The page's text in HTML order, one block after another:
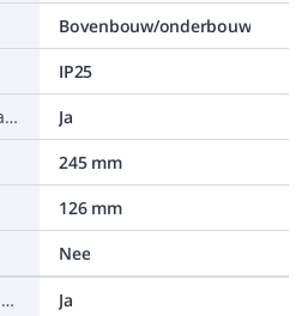
Bovenbouw/onderbouw
IP25
Geschikt voor voorverwarmd water
Ja
245 mm
126 mm
Nee
Geschikt voor kunststof buis
Ja